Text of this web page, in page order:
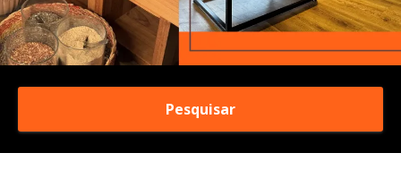
Pesquisar